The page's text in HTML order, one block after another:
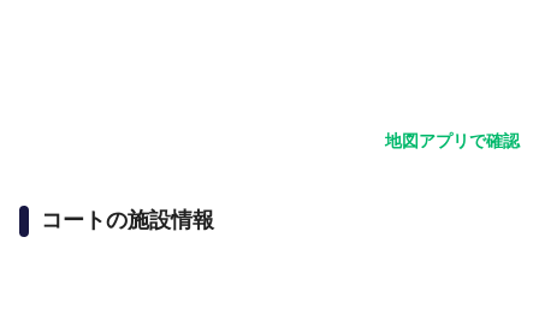
地図アプリで確認
コートの施設情報